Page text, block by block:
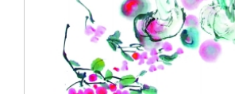
三创大赛
实用信息
会长致辞
总会章程